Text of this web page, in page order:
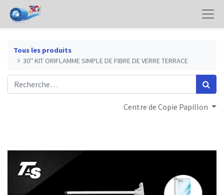
Tous les produits
30" KIT ORIFLAMME SIMPLE DE FIBRE DE VERRE TERRACE
Centre de Copie Papillon